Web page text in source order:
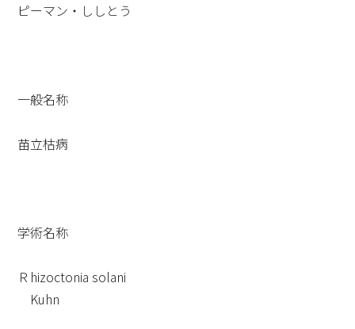
ピーマン・ししとう
一般名称
苗立枯病
学術名称
Ｒhizoctonia solani
Kuhn